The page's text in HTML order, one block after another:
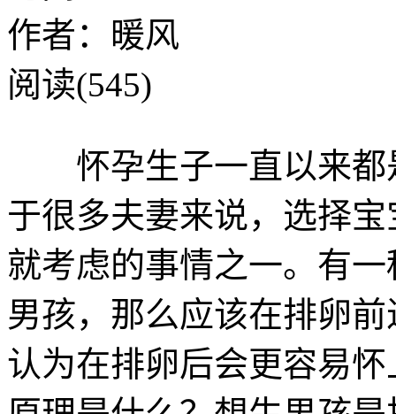
作者：暖风
阅读(545)
怀孕生子一直以来都
于很多夫妻来说，选择
就考虑的事情之一。有
男孩，那么应该在排卵
认为在排卵后会更容易